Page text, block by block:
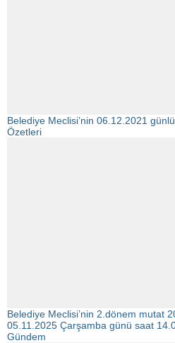
Belediye Meclisi’nin 06.12.2021
Özetleri
Belediye Meclisi’nin 2.dönem mutat
05.11.2025 Çarşamba günü saat
Gündem